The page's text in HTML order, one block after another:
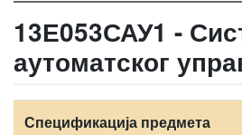
13Е053САУ1 -
аутоматског
Спецификација предмета